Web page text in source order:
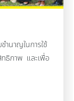
ำนาญในการใช้
ทธิภาพ และเพื่อ